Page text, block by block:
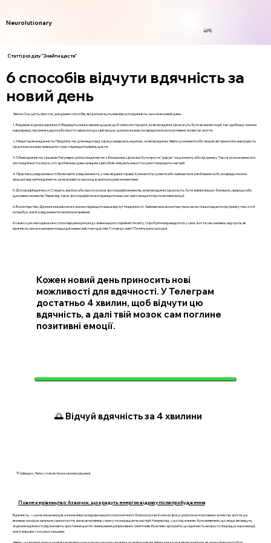
Neurolutionary
Login
Статті розділу "Знайти щастя"
6 способів відчути вдячність за
новий день
Звісно Ось шість простих, але дієвих способів, які допоможуть вам відчути вдячність за кожен новий день:
1. Ведення журналу вдячності: Відведіть кілька хвилин щодня, щоб записати три речі, за які ви вдячні. Це можуть бути як великі події, так і дрібниці: смачна
кава вранці, підтримка друга або просто гарна погода. Цей процес допоможе вам зосередитися на позитивних аспектах життя.
2. Медитація на вдячність: Приділіть час для медитації, сфокусувавшись на речах, за які ви вдячні. Уявіть ці моменти або людей, які приносять вам радість.
Це допоможе вам зменшити стрес і підвищити рівень щастя.
3. Обмін вдячністю з іншими: Регулярно діліться вдячністю з близькими. Це може бути просте "дякую" за допомогу або підтримку. Також можна написати
листа вдячності комусь, хто зробив ваш день кращим. Цей обмін зміцнить ваші стосунки і покращить настрій.
4. Практика усвідомленості: Включайте усвідомленість у повсякденні справи. Коли ви їсте, гуляєте або займаєтеся улюбленим хобі, зосередьтеся на
процесі і відчуйте вдячність за можливість насолоджуватися цими моментами.
5. Фотографії вдячності: Створіть альбом або просто колаж фотографій моментів, за які ви вдячні. Це можуть бути знімки ваших близьких, природи або
щасливих моментів. Перегляд таких фотографій може підвищити ваш настрій і нагадати про позитивні емоції.
6. Волонтерство: Допомога іншим може значно підвищити ваше відчуття вдячності. Займаючись волонтерством, ви не тільки надаєте підтримку тим, хто її
потребує, але й усвідомлюєте свої власні привілеї.
Кожен з цих методів може стати першим кроком до зміни вашого сприйняття світу. Спробуйте впровадити їх у своє життя, і ви, напевно, відчуєте, як
вдячність зможе наповнити ваші дні новим змістом і щастям. Готові до змін? Почніть вже сьогодні
Кожен новий день приносить нові
можливості для вдячності. У Телеграм
достатньо 4 хвилин, щоб відчути цю
вдячність, а далі твій мозок сам поглине
позитивні емоції.
🌅 Відчуй вдячність за 4 хвилини
💛 Швидко. Легко. І з ясністю в кожному рішенні.
Повне керівництво: 6 звичок, що крадуть енергію відразу після пробудження
Вдячність — це не лише емоція, а й важлива складова нашого психологічного благополуччя. Коли ми фокусуємося на позитивних аспектах життя, це
впливає на наше загальне самопочуття, знижуючи рівень стресу та покращуючи настрій. Наприклад, у дослідженнях було виявлено, що люди, які ведуть
журнали вдячності, відзначають зростання щастя і зменшення депресивних симптомів. Важливо зрозуміти, що вдячність не просто покращує наші емоції,
але й зміцнює стосунки з іншими.
Уявіть, що ви вирішили щодня відправляти одну коротку нотатку вдячності своїм колегам. Через кілька тижнів ви помітите, як атмосфера на роботі